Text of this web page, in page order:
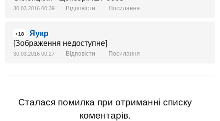
30.03.2016 00:39 Відповісти Посилання
+18
Яукр
[Зображення недоступне]
30.03.2016 00:27 Відповісти Посилання
Сталася помилка при отриманні списку
коментарів.